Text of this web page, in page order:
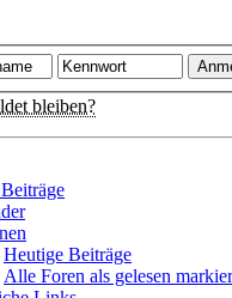
bleiben?
Heutige Beiträge
Alle Foren als gelesen